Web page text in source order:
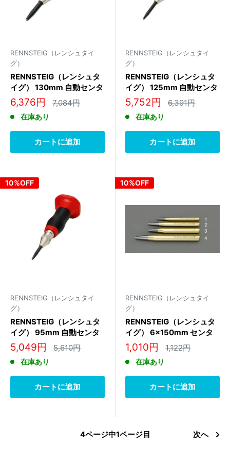
RENNSTEIG（レンシュタイ
グ）
RENNSTEIG（レンシュタ
イグ） 130mm 自動センタ
ーポンチ 430 231
販
売
価
格
6,376円 通
常
7,084円
在庫あり
カートに追加
RENNSTEIG（レンシュタイ
グ）
RENNSTEIG（レンシュタ
イグ） 125mm 自動センタ
ーポンチ 430 230
販
売
価
格
5,752円 通
常
6,391円
在庫あり
カートに追加
10%OFF
RENNSTEIG（レンシュタイ
グ）
RENNSTEIG（レンシュタ
イグ） 95mm 自動センタ
ーポンチ 430 229
販
売
価
格
5,049円 通
常
5,610円
在庫あり
カートに追加
10%OFF
RENNSTEIG（レンシュタイ
グ）
RENNSTEIG（レンシュタ
イグ） 6x150mm センタ
ーポンチ 434 150 0
販
売
価
格
1,010円 通
常
1,122円
在庫あり
カートに追加
4ページ中1ページ目 次へ